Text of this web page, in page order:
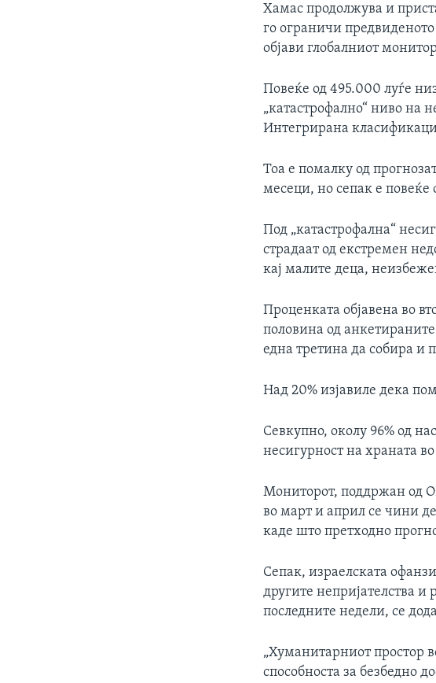
Хамас продолжува и
го ограничи
објави глобалниот
Повеќе од 495.000 луѓе
„катастрофално“ ниво на
Интегрирана
Тоа е помалку од
месеци, но сепак е повеќе
Под „катастрофална“
страдаат од екстремен
кај малите деца,
Проценката објавена во
половина од
една третина да собира и
Над 20% изјавиле дека
Севкупно, околу 96% од
несигурност на храната
Мониторот, поддржан од
во март и април се чини
каде што претходно
Сепак, израелската
другите непријателства
последните недели, се
„Хуманитарниот простор
способноста за безбедно